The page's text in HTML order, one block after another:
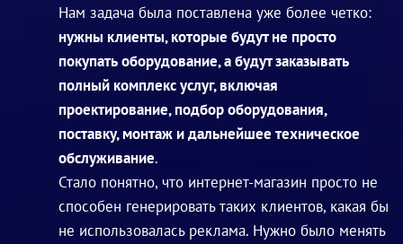
Нам задача была поставлена уже более четко:
нужны клиенты, которые будут не просто
покупать оборудование, а будут заказывать
полный комплекс услуг, включая
проектирование, подбор оборудования,
поставку, монтаж и дальнейшее техническое
обслуживание.
Стало понятно, что интернет-магазин просто не
способен генерировать таких клиентов, какая бы
не использовалась реклама. Нужно было менять